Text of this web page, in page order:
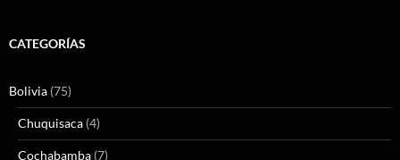
CATEGORÍAS
Bolivia (75)
Chuquisaca (4)
Cochabamba (7)